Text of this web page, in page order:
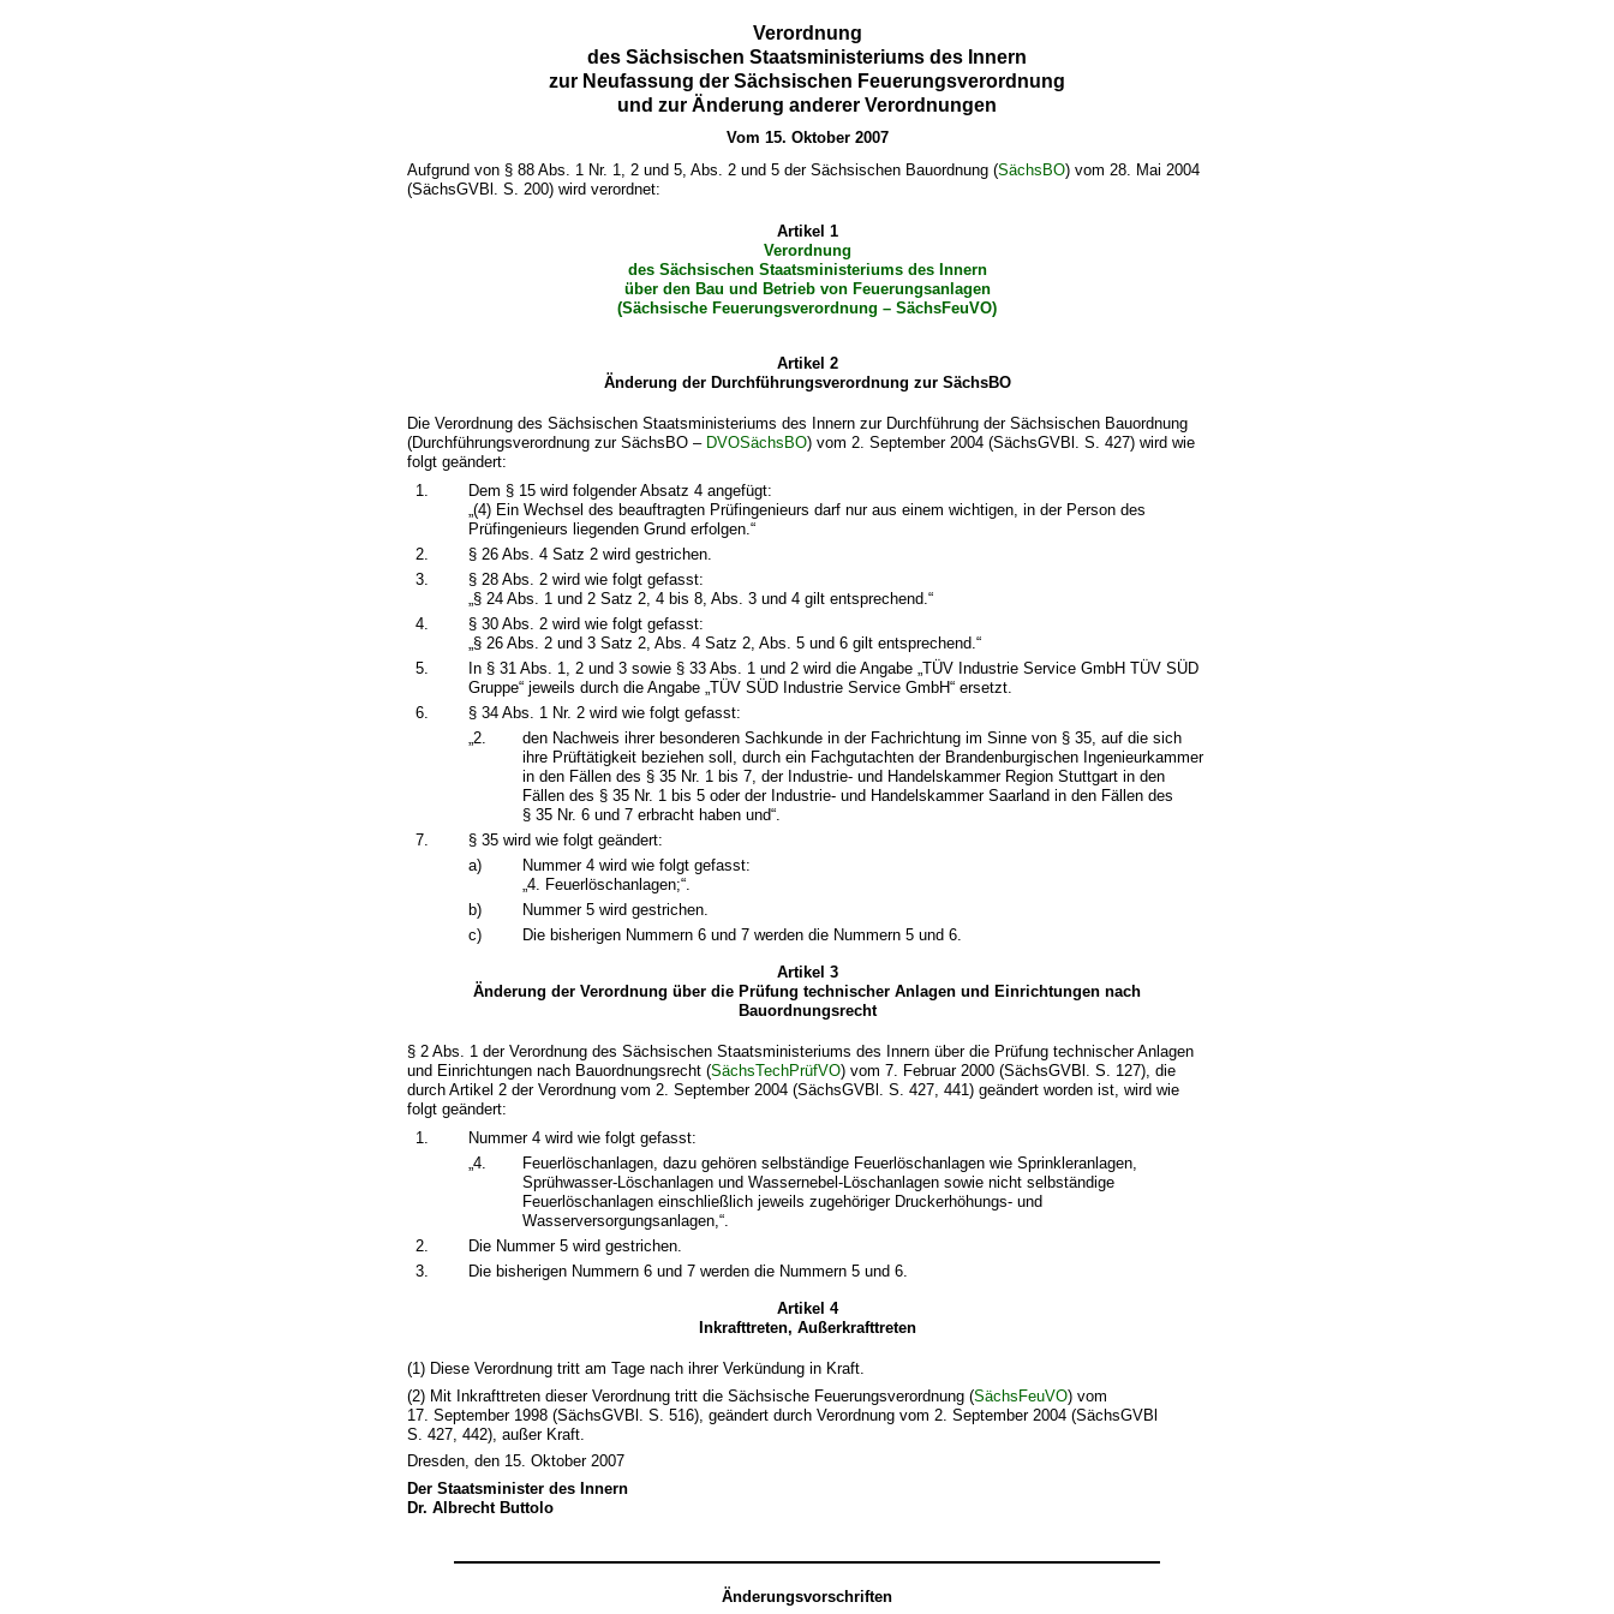
Verordnung
des Sächsischen Staatsministeriums des Innern
zur Neufassung der Sächsischen Feuerungsverordnung
und zur Änderung anderer Verordnungen
Vom 15. Oktober 2007
Aufgrund von § 88 Abs. 1 Nr. 1, 2 und 5, Abs. 2 und 5 der Sächsischen Bauordnung (SächsBO) vom 28. Mai 2004
(SächsGVBl. S. 200) wird verordnet:
Artikel 1
Verordnung
des Sächsischen Staatsministeriums des Innern
über den Bau und Betrieb von Feuerungsanlagen
(Sächsische Feuerungsverordnung – SächsFeuVO)
Artikel 2
Änderung der Durchführungsverordnung zur SächsBO
Die Verordnung des Sächsischen Staatsministeriums des Innern zur Durchführung der Sächsischen Bauordnung
(Durchführungsverordnung zur SächsBO – DVOSächsBO) vom 2. September 2004 (SächsGVBl. S. 427) wird wie
folgt geändert:
1.
Dem § 15 wird folgender Absatz 4 angefügt:
„(4) Ein Wechsel des beauftragten Prüfingenieurs darf nur aus einem wichtigen, in der Person des
Prüfingenieurs liegenden Grund erfolgen.“
2.
§ 26 Abs. 4 Satz 2 wird gestrichen.
3.
§ 28 Abs. 2 wird wie folgt gefasst:
„§ 24 Abs. 1 und 2 Satz 2, 4 bis 8, Abs. 3 und 4 gilt entsprechend.“
4.
§ 30 Abs. 2 wird wie folgt gefasst:
„§ 26 Abs. 2 und 3 Satz 2, Abs. 4 Satz 2, Abs. 5 und 6 gilt entsprechend.“
5.
In § 31 Abs. 1, 2 und 3 sowie § 33 Abs. 1 und 2 wird die Angabe „TÜV Industrie Service GmbH TÜV SÜD
Gruppe“ jeweils durch die Angabe „TÜV SÜD Industrie Service GmbH“ ersetzt.
6.
§ 34 Abs. 1 Nr. 2 wird wie folgt gefasst:
„2.
den Nachweis ihrer besonderen Sachkunde in der Fachrichtung im Sinne von § 35, auf die sich
ihre Prüftätigkeit beziehen soll, durch ein Fachgutachten der Brandenburgischen Ingenieurkammer
in den Fällen des § 35 Nr. 1 bis 7, der Industrie- und Handelskammer Region Stuttgart in den
Fällen des § 35 Nr. 1 bis 5 oder der Industrie- und Handelskammer Saarland in den Fällen des
§ 35 Nr. 6 und 7 erbracht haben und“.
7.
§ 35 wird wie folgt geändert:
a)
Nummer 4 wird wie folgt gefasst:
„4. Feuerlöschanlagen;“.
b)
Nummer 5 wird gestrichen.
c)
Die bisherigen Nummern 6 und 7 werden die Nummern 5 und 6.
Artikel 3
Änderung der Verordnung über die Prüfung technischer Anlagen und Einrichtungen nach
Bauordnungsrecht
§ 2 Abs. 1 der Verordnung des Sächsischen Staatsministeriums des Innern über die Prüfung technischer Anlagen
und Einrichtungen nach Bauordnungsrecht (SächsTechPrüfVO) vom 7. Februar 2000 (SächsGVBl. S. 127), die
durch Artikel 2 der Verordnung vom 2. September 2004 (SächsGVBl. S. 427, 441) geändert worden ist, wird wie
folgt geändert:
1.
Nummer 4 wird wie folgt gefasst:
„4.
Feuerlöschanlagen, dazu gehören selbständige Feuerlöschanlagen wie Sprinkleranlagen,
Sprühwasser-Löschanlagen und Wassernebel-Löschanlagen sowie nicht selbständige
Feuerlöschanlagen einschließlich jeweils zugehöriger Druckerhöhungs- und
Wasserversorgungsanlagen,“.
2.
Die Nummer 5 wird gestrichen.
3.
Die bisherigen Nummern 6 und 7 werden die Nummern 5 und 6.
Artikel 4
Inkrafttreten, Außerkrafttreten
(1) Diese Verordnung tritt am Tage nach ihrer Verkündung in Kraft.
(2) Mit Inkrafttreten dieser Verordnung tritt die Sächsische Feuerungsverordnung (SächsFeuVO) vom
17. September 1998 (SächsGVBl. S. 516), geändert durch Verordnung vom 2. September 2004 (SächsGVBl
S. 427, 442), außer Kraft.
Dresden, den 15. Oktober 2007
Der Staatsminister des Innern
Dr. Albrecht Buttolo
Änderungsvorschriften